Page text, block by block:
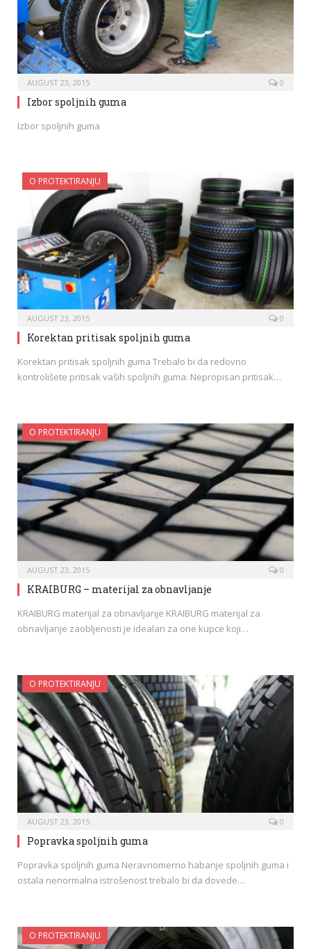
AUGUST 23, 2015 0
Izbor spoljnih guma
Izbor spoljnih guma
O PROTEKTIRANJU
AUGUST 23, 2015 0
Korektan pritisak spoljnih guma
Korektan pritisak spoljnih guma Trebalo bi da redovno
kontrolišete pritisak vaših spoljnih guma: Nepropisan pritisak…
O PROTEKTIRANJU
AUGUST 23, 2015 0
KRAIBURG – materijal za obnavljanje
KRAIBURG materijal za obnavljanje KRAIBURG materijal za
obnavljanje zaobljenosti je idealan za one kupce koji…
O PROTEKTIRANJU
AUGUST 23, 2015 0
Popravka spoljnih guma
Popravka spoljnih guma Neravnomerno habanje spoljnih guma i
ostala nenormalna istrošenost trebalo bi da dovede…
O PROTEKTIRANJU